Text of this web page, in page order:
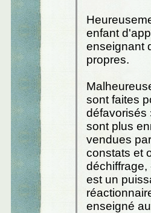
enfant
enseignant
propres.
sont faites
défavorisés
sont plus
vendues
constats et
déchiffrage,
est un
enseigné